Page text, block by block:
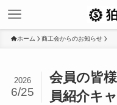
ホーム 商工会からのお知らせ
会員の皆
員紹介キ
2026
6/25